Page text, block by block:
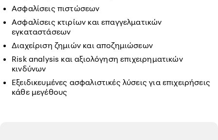
Ασφαλίσεις πιστώσεων
Ασφαλίσεις κτιρίων και επαγγελματικών
εγκαταστάσεων
Διαχείριση ζημιών και αποζημιώσεων
Risk analysis και αξιολόγηση επιχειρηματικών
κινδύνων
Εξειδικευμένες ασφαλιστικές λύσεις για επιχειρήσεις
κάθε μεγέθους